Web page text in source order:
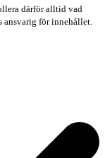
därför alltid vad
ansvarig för innehållet.